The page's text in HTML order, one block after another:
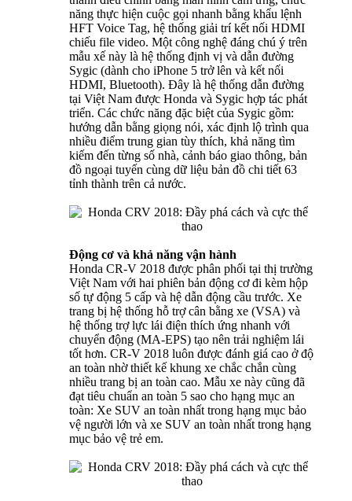
năng thực hiện cuộc gọi nhanh bằng khẩu lệnh
HFT Voice Tag, hệ thống giải trí kết nối HDMI
chiếu file video. Một công nghệ đáng chú ý trên
mẫu xế này là hệ thống định vị và dẫn đường
Sygic (dành cho iPhone 5 trở lên và kết nối
HDMI, Bluetooth). Đây là hệ thống dẫn đường
tại Việt Nam được Honda và Sygic hợp tác phát
triển. Các chức năng đặc biệt của Sygic gồm:
hướng dẫn bằng giọng nói, xác định lộ trình qua
nhiều điểm trung gian tùy thích, khả năng tìm
kiếm đến từng số nhà, cảnh báo giao thông, bản
đồ ngoại tuyến cùng dữ liệu bản đồ chi tiết 63
tỉnh thành trên cả nước.
Động cơ và khả năng vận hành
Honda CR-V 2018 được phân phối tại thị trường
Việt Nam với hai phiên bản động cơ đi kèm hộp
số tự động 5 cấp và hệ dẫn động cầu trước. Xe
trang bị hệ thống hỗ trợ cân bằng xe (VSA) và
hệ thống trợ lực lái điện thích ứng nhanh với
chuyển động (MA-EPS) tạo nên trải nghiệm lái
tốt hơn. CR-V 2018 luôn được đánh giá cao ở độ
an toàn nhờ thiết kế khung xe chắc chắn cùng
nhiều trang bị an toàn cao. Mẫu xe này cũng đã
đạt tiêu chuẩn an toàn 5 sao cho hạng mục an
toàn: Xe SUV an toàn nhất trong hạng mục bảo
vệ người lớn và xe SUV an toàn nhất trong hạng
mục bảo vệ trẻ em.